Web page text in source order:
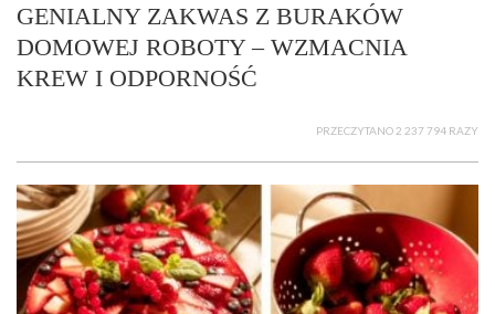
GENIALNY ZAKWAS Z BURAKÓW
DOMOWEJ ROBOTY – WZMACNIA
KREW I ODPORNOŚĆ
PRZECZYTANO 2 237 794 RAZY